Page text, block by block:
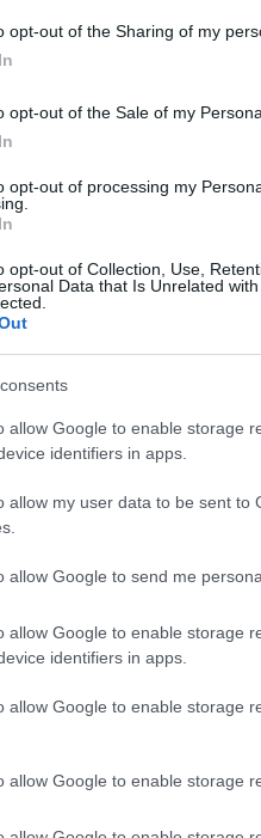
opt-out of the Sharing of my
opt-out of the Sale of my
opt-out of processing my
opt-out of Collection, Use,
Data that Is Unrelated
allow Google to enable storage
identifiers in apps.
allow my user data to be sent to
allow Google to send me
allow Google to enable storage
identifiers in apps.
allow Google to enable storage
allow Google to enable storage
különböző darabok
gyakorolnak az opera
hanem a játék meséli.
tette művészetüket
között az Operaházban
bájitalával kezdődik,
minden betegséget
megkaparintani ezt
énjüket, elnyerve a
fiataloknak,
hogy az